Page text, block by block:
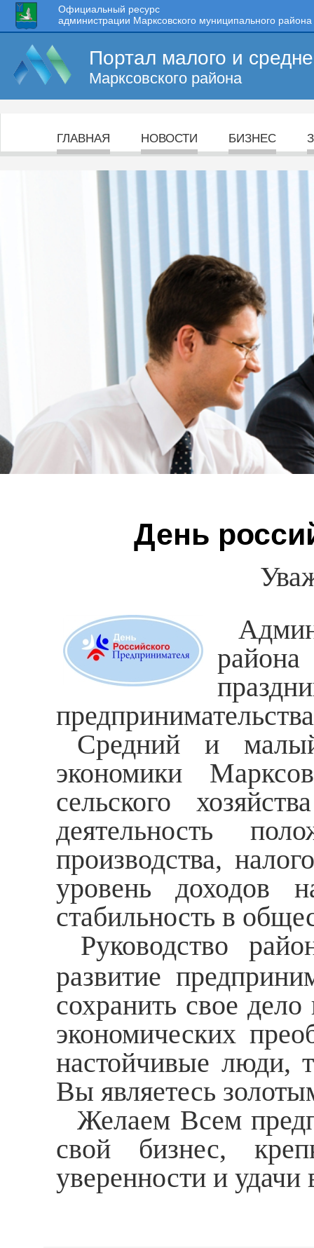
Официальный ресурс
администрации Марксовского муниципального района
Портал малого и
Марксовского района
ГЛАВНАЯ НОВОСТИ БИЗНЕС
День
Средний и
экономики
сельского
деятельность
производства,
уровень доходов
стабильность в
Руководство
развитие
сохранить свое дело
экономических
настойчивые люди,
Вы являетесь
Желаем Всем
свой бизнес,
уверенности и удачи